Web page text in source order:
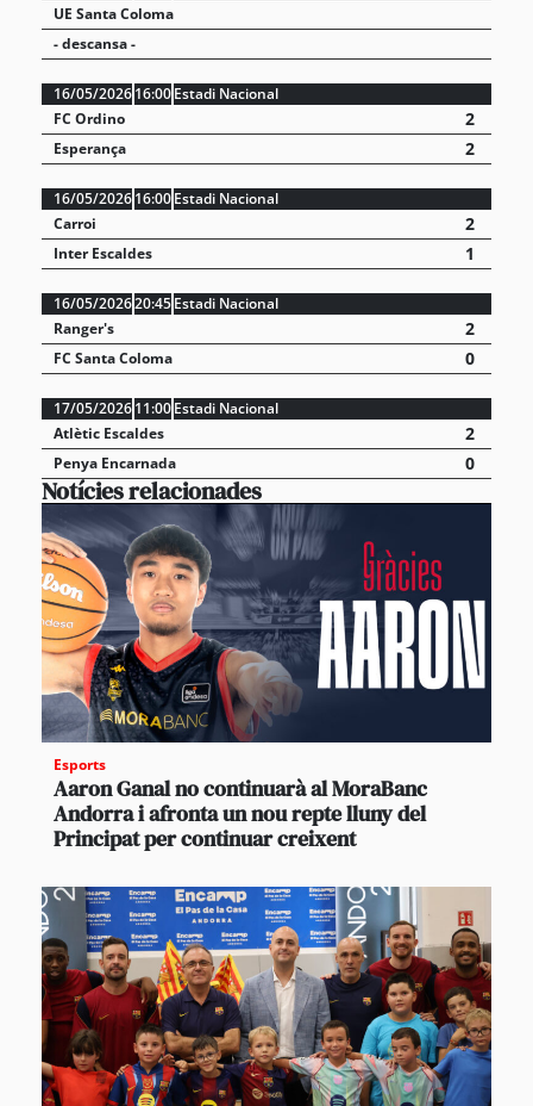
UE Santa Coloma
- descansa -
16/05/202616:00Estadi Nacional
FC Ordino
2
Esperança 2
16/05/202616:00Estadi Nacional
Carroi
2
Inter Escaldes 1
16/05/202620:45Estadi Nacional
Ranger's
2
FC Santa Coloma 0
17/05/202611:00Estadi Nacional
Atlètic Escaldes
2
Penya Encarnada 0
Notícies relacionades
Esports
Aaron Ganal no continuarà al MoraBanc
Andorra i afronta un nou repte lluny del
Principat per continuar creixent